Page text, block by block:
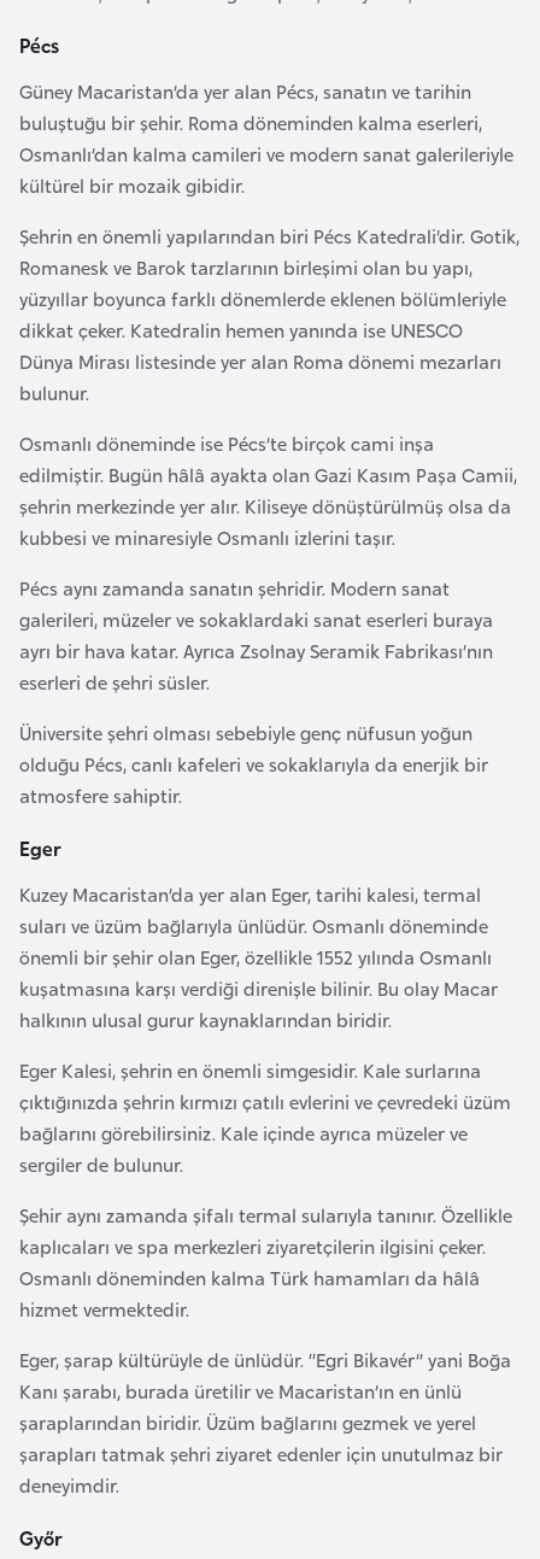
Pécs
Güney Macaristan’da yer alan Pécs, sanatın ve tarihin
buluştuğu bir şehir. Roma döneminden kalma eserleri,
Osmanlı’dan kalma camileri ve modern sanat galerileriyle
kültürel bir mozaik gibidir.
Şehrin en önemli yapılarından biri Pécs Katedrali’dir. Gotik,
Romanesk ve Barok tarzlarının birleşimi olan bu yapı,
yüzyıllar boyunca farklı dönemlerde eklenen bölümleriyle
dikkat çeker. Katedralin hemen yanında ise UNESCO
Dünya Mirası listesinde yer alan Roma dönemi mezarları
bulunur.
Osmanlı döneminde ise Pécs’te birçok cami inşa
edilmiştir. Bugün hâlâ ayakta olan Gazi Kasım Paşa Camii,
şehrin merkezinde yer alır. Kiliseye dönüştürülmüş olsa da
kubbesi ve minaresiyle Osmanlı izlerini taşır.
Pécs aynı zamanda sanatın şehridir. Modern sanat
galerileri, müzeler ve sokaklardaki sanat eserleri buraya
ayrı bir hava katar. Ayrıca Zsolnay Seramik Fabrikası’nın
eserleri de şehri süsler.
Üniversite şehri olması sebebiyle genç nüfusun yoğun
olduğu Pécs, canlı kafeleri ve sokaklarıyla da enerjik bir
atmosfere sahiptir.
Eger
Kuzey Macaristan’da yer alan Eger, tarihi kalesi, termal
suları ve üzüm bağlarıyla ünlüdür. Osmanlı döneminde
önemli bir şehir olan Eger, özellikle 1552 yılında Osmanlı
kuşatmasına karşı verdiği direnişle bilinir. Bu olay Macar
halkının ulusal gurur kaynaklarından biridir.
Eger Kalesi, şehrin en önemli simgesidir. Kale surlarına
çıktığınızda şehrin kırmızı çatılı evlerini ve çevredeki üzüm
bağlarını görebilirsiniz. Kale içinde ayrıca müzeler ve
sergiler de bulunur.
Şehir aynı zamanda şifalı termal sularıyla tanınır. Özellikle
kaplıcaları ve spa merkezleri ziyaretçilerin ilgisini çeker.
Osmanlı döneminden kalma Türk hamamları da hâlâ
hizmet vermektedir.
Eger, şarap kültürüyle de ünlüdür. “Egri Bikavér” yani Boğa
Kanı şarabı, burada üretilir ve Macaristan’ın en ünlü
şaraplarından biridir. Üzüm bağlarını gezmek ve yerel
şarapları tatmak şehri ziyaret edenler için unutulmaz bir
deneyimdir.
Győr
i
y
e
t
i
z
a
y
r
C
i
u
Ç
i
n
a
n
i
m
a
r
k
a
e
m
o
k
r
a
t
i
k
o